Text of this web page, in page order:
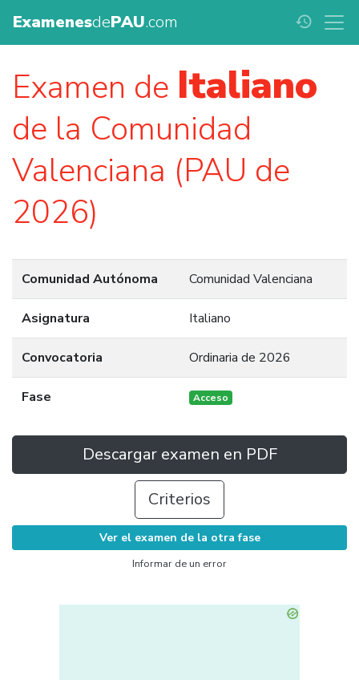
ExamenesdePAU.com history
Examen de Italiano
de la Comunidad
Valenciana (PAU de
2026)
Comunidad Autónoma Comunidad Valenciana
Asignatura Italiano
Convocatoria Ordinaria de 2026
Fase Acceso
Descargar examen en PDF
Criterios
Ver el examen de la otra fase
Informar de un error